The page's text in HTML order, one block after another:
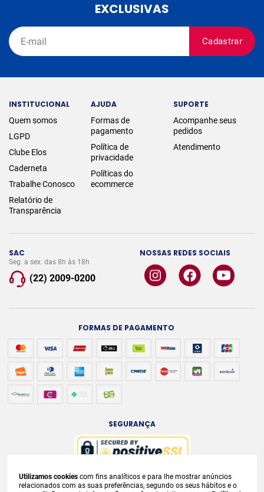
EXCLUSIVAS
Cadastrar
SAC
Seg. a sex. das 8h às 18h
(22) 2009-0200
NOSSAS REDES SOCIAIS
INSTITUCIONAL
Quem somos
LGPD
Clube Elos
Caderneta
Trabalhe Conosco
Relatório de
Transparência
AJUDA
Formas de
pagamento
Política de
privacidade
Políticas do
ecommerce
SUPORTE
Acompanhe seus
pedidos
Atendimento
FORMAS DE PAGAMENTO
SEGURANÇA
A venda e o consumo de bebidas alcoólicas são proibidos para menores de
Utilizamos cookies com fins analíticos e para lhe mostrar anúncios
relacionados com as suas preferências, segundo os seus hábitos e o